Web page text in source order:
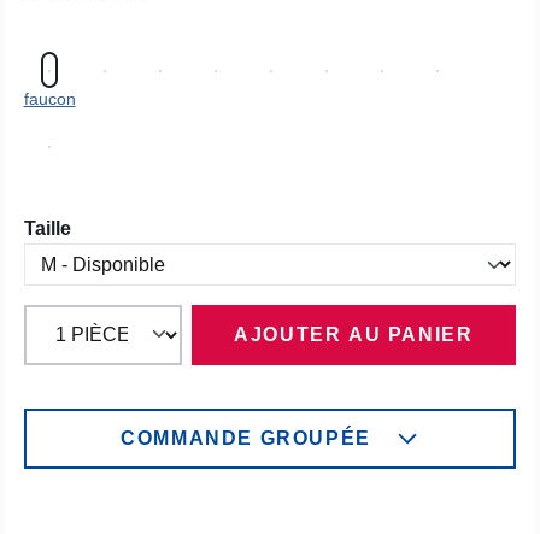
faucon
Sélectionnez
Taille
AJOUTER AU PANIER
COMMANDE GROUPÉE